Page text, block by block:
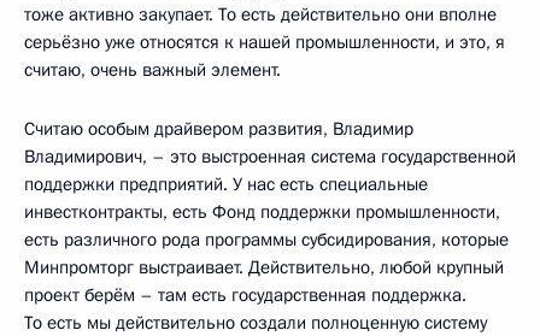
тоже активно закупает. То есть действительно они вполне
серьёзно уже относятся к нашей промышленности, и это, я
считаю, очень важный элемент.
Считаю особым драйвером развития, Владимир
Владимирович, – это выстроенная система государственной
поддержки предприятий. У нас есть специальные
инвестконтракты, есть Фонд поддержки промышленности,
есть различного рода программы субсидирования, которые
Минпромторг выстраивает. Действительно, любой крупный
проект берём – там есть государственная поддержка.
То есть мы действительно создали полноценную систему